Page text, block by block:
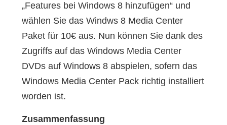
„Features bei Windows 8 hinzufügen“ und
wählen Sie das Windws 8 Media Center
Paket für 10€ aus. Nun können Sie dank des
Zugriffs auf das Windows Media Center
DVDs auf Windows 8 abspielen, sofern das
Windows Media Center Pack richtig installiert
worden ist.
Zusammenfassung